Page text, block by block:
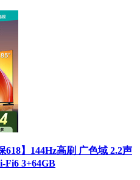
】144Hz高刷 广色域 2.2声
Fi6 3+64GB